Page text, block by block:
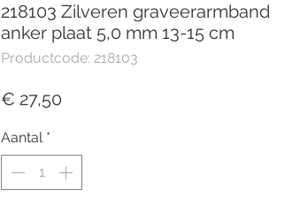
218103 Zilveren graveerarmband
anker plaat 5,0 mm 13-15 cm
Productcode: 218103
€ 27,50
Aantal *